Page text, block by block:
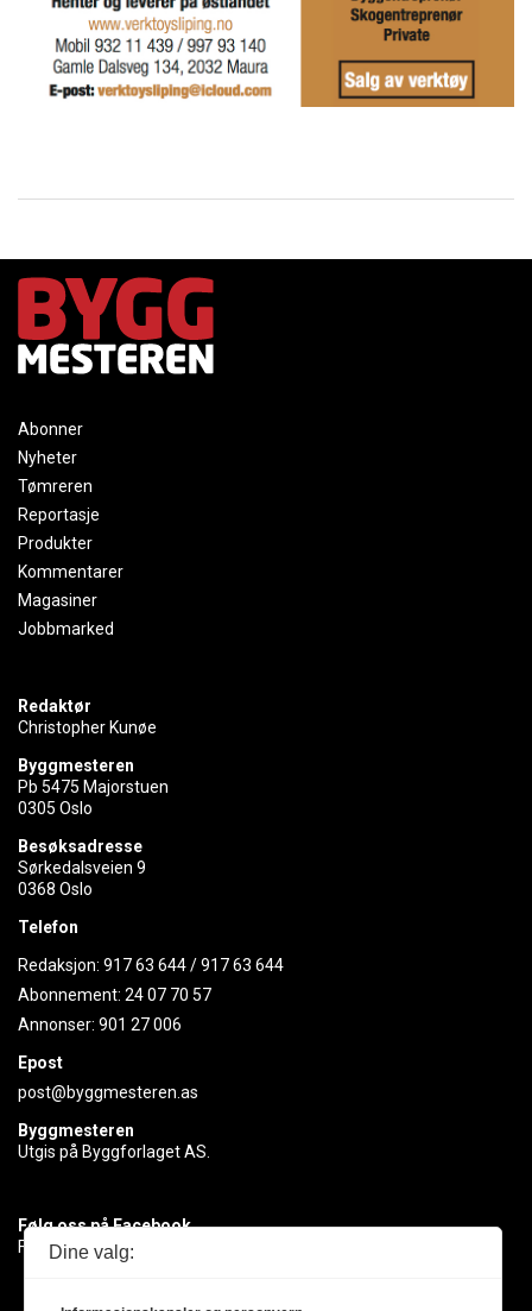
Abonner
Nyheter
Tømreren
Reportasje
Produkter
Kommentarer
Magasiner
Jobbmarked
Redaktør
Christopher Kunøe
Byggmesteren
Pb 5475 Majorstuen
0305 Oslo
Besøksadresse
Sørkedalsveien 9
0368 Oslo
Telefon
Redaksjon: 917 63 644/917 63 644
Abonnement: 24 07 70 57
Annonser: 901 27 006
Epost
post@byggmesteren.as
Byggmesteren
Utgis på Byggforlaget AS.
Følg oss på Facebook
Få med deg det siste innen byggebransjen
Dine valg: